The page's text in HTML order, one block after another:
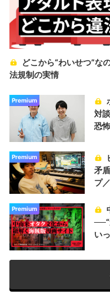
どこから“わいせつ”な
法規制の実情
Premium
対
恐
Premium
矛
プ
Premium
──“
い